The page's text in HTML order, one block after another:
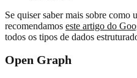
Se quiser saber mais sobre como
recomendamos este artigo do
todos os tipos de dados
Open Graph